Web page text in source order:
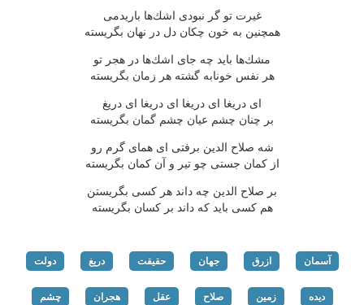
غیرت تو گر نبودی اشك‌ها باریدمی
همچنین به خون چكان دل در نهان بگریسته
مشك‌ها باید چه جای اشك‌ها در هجر تو
هر نفس خونابه گشته هر زمان بگریسته
ای دریغا ای دریغا ای دریغا ای دریغ
بر چنان چشم عیان چشم گمان بگریسته
شه صلاح الدین برفتی ای همای گرم رو
از كمان جستی چو تیر و آن كمان بگریسته
بر صلاح الدین چه داند هر كسی بگریستن
هم كسی باید كه داند بر كسان بگریسته
آسمان ازرق جهان حقیقت دریغ دولت
دیده زمین صلاح عقل هجران چشم